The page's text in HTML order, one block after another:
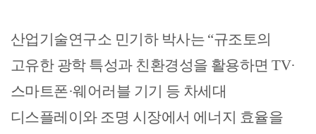
산업기술연구소 민기하 박사는 “규조토의
고유한 광학 특성과 친환경성을 활용하면 TV·
스마트폰·웨어러블 기기 등 차세대
디스플레이와 조명 시장에서 에너지 효율을